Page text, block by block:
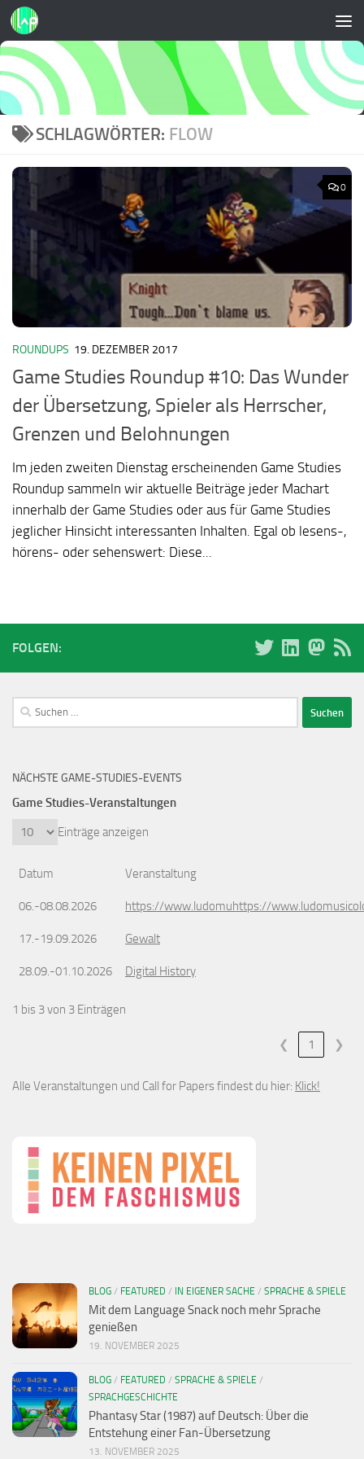
Zum Inhalt springen
SCHLAGWÖRTER: FLOW
0
ROUNDUPS 19. DEZEMBER 2017
Game Studies Roundup #10: Das Wunder
der Übersetzung, Spieler als Herrscher,
Grenzen und Belohnungen
Im jeden zweiten Dienstag erscheinenden Game Studies
Roundup sammeln wir aktuelle Beiträge jeder Machart
innerhalb der Game Studies oder aus für Game Studies
jeglicher Hinsicht interessanten Inhalten. Egal ob lesens-,
hörens- oder sehenswert: Diese...
FOLGEN:
Suchen
nach:
NÄCHSTE GAME-STUDIES-EVENTS
Game Studies-Veranstaltungen
Einträge anzeigen
Datum Veranstaltung
06.-08.08.2026 https://www.ludomuhttps://
17.-19.09.2026 Gewalt
28.09.-01.10.2026 Digital History
1 bis 3 von 3 Einträgen
❮ 1 ❯
Alle Veranstaltungen und Call for Papers findest du hier: Klick!
BLOG / FEATURED / IN EIGENER SACHE / SPRACHE & SPIELE
Mit dem Language Snack noch mehr Sprache
genießen
19. NOVEMBER 2025
BLOG / FEATURED / SPRACHE & SPIELE /
SPRACHGESCHICHTE
Phantasy Star (1987) auf Deutsch: Über die
Entstehung einer Fan-Übersetzung
13. NOVEMBER 2025